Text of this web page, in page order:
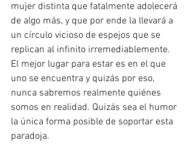
mujer distinta que fatalmente adolecerá
de algo más, y que por ende la llevará a
un círculo vicioso de espejos que se
replican al infinito irremediablemente.
El mejor lugar para estar es en el que
uno se encuentra y quizás por eso,
nunca sabremos realmente quiénes
somos en realidad. Quizás sea el humor
la única forma posible de soportar esta
paradoja.